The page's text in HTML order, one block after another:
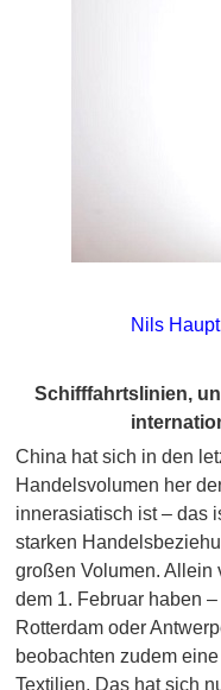
Nils
Schifffahrtslinien,
China hat sich in den
Handelsvolumen her
innerasiatisch ist – das
starken
großen Volumen. Allein
dem 1. Februar haben
Rotterdam oder
beobachten zudem
Textilien. Das hat sich